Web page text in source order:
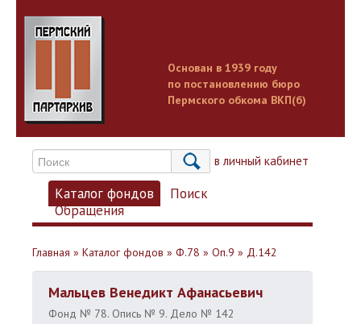
Основан в 1939 году
по постановлению бюро
Пермского обкома ВКП(б)
Вход в личный кабинет
Каталог фондов
Поиск
Обращения
Главная » Каталог фондов » Ф.78 » Оп.9 » Д.142
Мальцев Венедикт Афанасьевич
Фонд № 78. Опись № 9. Дело № 142